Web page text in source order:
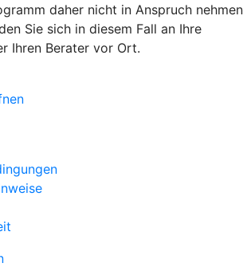
daher nicht in Anspruch nehmen
Sie sich in diesem Fall an Ihre
Ihren Berater vor Ort.